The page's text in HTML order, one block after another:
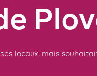
locaux, mais